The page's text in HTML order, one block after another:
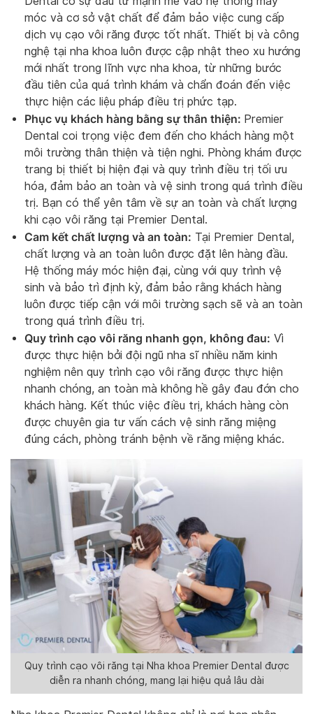
móc và cơ sở vật chất để đảm bảo việc cung cấp
dịch vụ cạo vôi răng được tốt nhất. Thiết bị và công
nghệ tại nha khoa luôn được cập nhật theo xu hướng
mới nhất trong lĩnh vực nha khoa, từ những bước
đầu tiên của quá trình khám và chẩn đoán đến việc
thực hiện các liệu pháp điều trị phức tạp.
Phục vụ khách hàng bằng sự thân thiện: Premier
Dental coi trọng việc đem đến cho khách hàng một
môi trường thân thiện và tiện nghi. Phòng khám được
trang bị thiết bị hiện đại và quy trình điều trị tối ưu
hóa, đảm bảo an toàn và vệ sinh trong quá trình điều
trị. Bạn có thể yên tâm về sự an toàn và chất lượng
khi cạo vôi răng tại Premier Dental.
Cam kết chất lượng và an toàn: Tại Premier Dental,
chất lượng và an toàn luôn được đặt lên hàng đầu.
Hệ thống máy móc hiện đại, cùng với quy trình vệ
sinh và bảo trì định kỳ, đảm bảo rằng khách hàng
luôn được tiếp cận với môi trường sạch sẽ và an toàn
trong quá trình điều trị.
Quy trình cạo vôi răng nhanh gọn, không đau: Vì
được thực hiện bởi đội ngũ nha sĩ nhiều năm kinh
nghiệm nên quy trình cạo vôi răng được thực hiện
nhanh chóng, an toàn mà không hề gây đau đớn cho
khách hàng. Kết thúc việc điều trị, khách hàng còn
được chuyên gia tư vấn cách vệ sinh răng miệng
đúng cách, phòng tránh bệnh về răng miệng khác.
Quy trình cạo vôi răng tại Nha khoa Premier Dental được
diễn ra nhanh chóng, mang lại hiệu quả lâu dài